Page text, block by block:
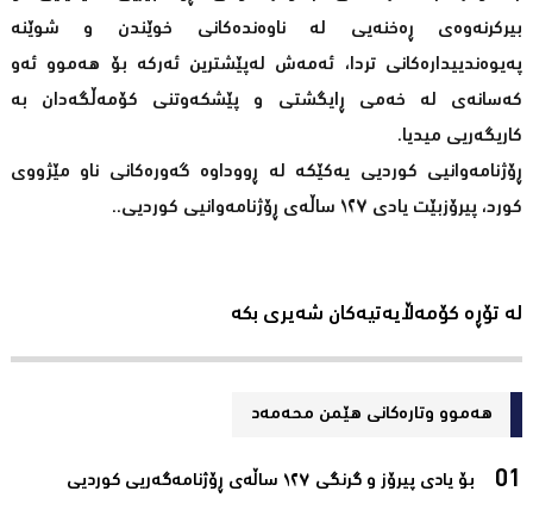
بیرکرنەوەى ڕەخنەیى لە ناوەندەکانى خوێندن و شوێنە
پەیوەندییدارەکانى تردا، ئەمەش لەپێشترین ئەرکە بۆ هەموو ئەو
کەسانەى لە خەمی ڕایگشتى و پێشکەوتنی کۆمەڵگەدان بە
کاریگەریی میدیا.
ڕۆژنامەوانیی کوردیی یەکێکە لە ڕووداوە گەورەکانى ناو مێژووى
کورد، پیرۆزبێت یادى ١٢٧ ساڵەى ڕۆژنامەوانیی کوردیی..
لە تۆڕە کۆمەڵایەتیەکان شەیری بکە
هەموو وتارەکانی هێمن محەمەد
بۆ یادی پیرۆز و گرنگی ١٢٧ ساڵەی ڕۆژنامەگەریی کوردیی‌